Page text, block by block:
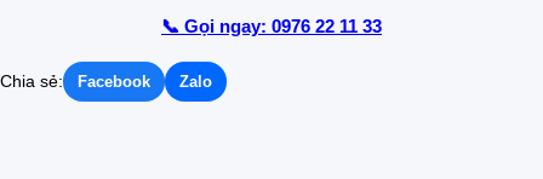
📞 Gọi ngay: 0976 22 11 33
Chia sẻ: Facebook Zalo